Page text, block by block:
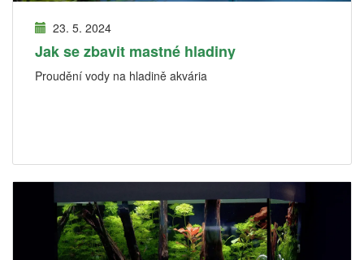
23. 5. 2024
Jak se zbavit mastné hladiny
Proudění vody na hladině akvária